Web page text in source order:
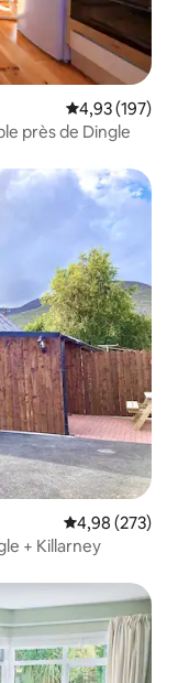
Note
4,93 (197)
près de Dingle
Note
4,98 (273)
+ Killarney
aimés